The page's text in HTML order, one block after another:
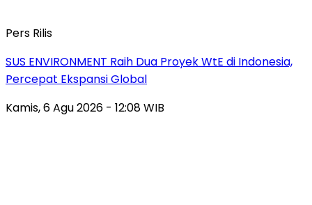
Pers Rilis
SUS ENVIRONMENT Raih Dua Proyek WtE di Indonesia,
Percepat Ekspansi Global
Kamis, 6 Agu 2026 - 12:08 WIB